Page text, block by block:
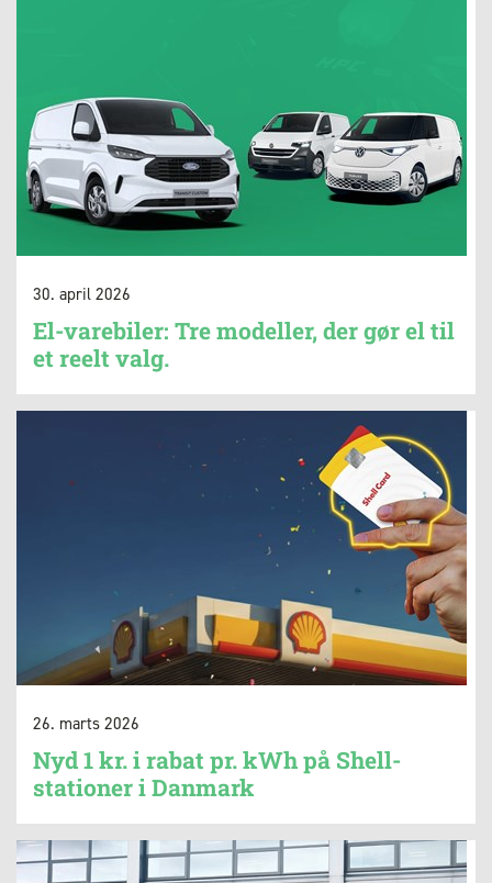
30. april 2026
El-varebiler: Tre modeller, der gør el til
et reelt valg.
26. marts 2026
Nyd 1 kr. i rabat pr. kWh på Shell-
stationer i Danmark